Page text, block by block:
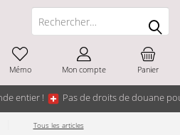
entier ! Pas de droits de douane
Panier
Mémo Mon compte
Tous les articles